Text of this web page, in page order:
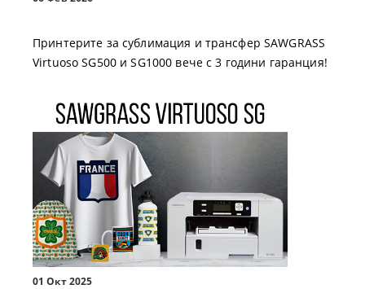
Принтерите за сублимация и трансфер SAWGRASS
Virtuoso SG500 и SG1000 вече с 3 години гаранция!
01 Окт 2025